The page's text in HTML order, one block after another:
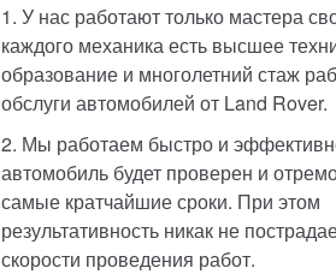
1. У нас работают только мастера
каждого механика есть высшее
образование и многолетний стаж
обслуги автомобилей от Land Rover.
2. Мы работаем быстро и
автомобиль будет проверен и
самые кратчайшие сроки. При этом
результативность никак не
скорости проведения работ.